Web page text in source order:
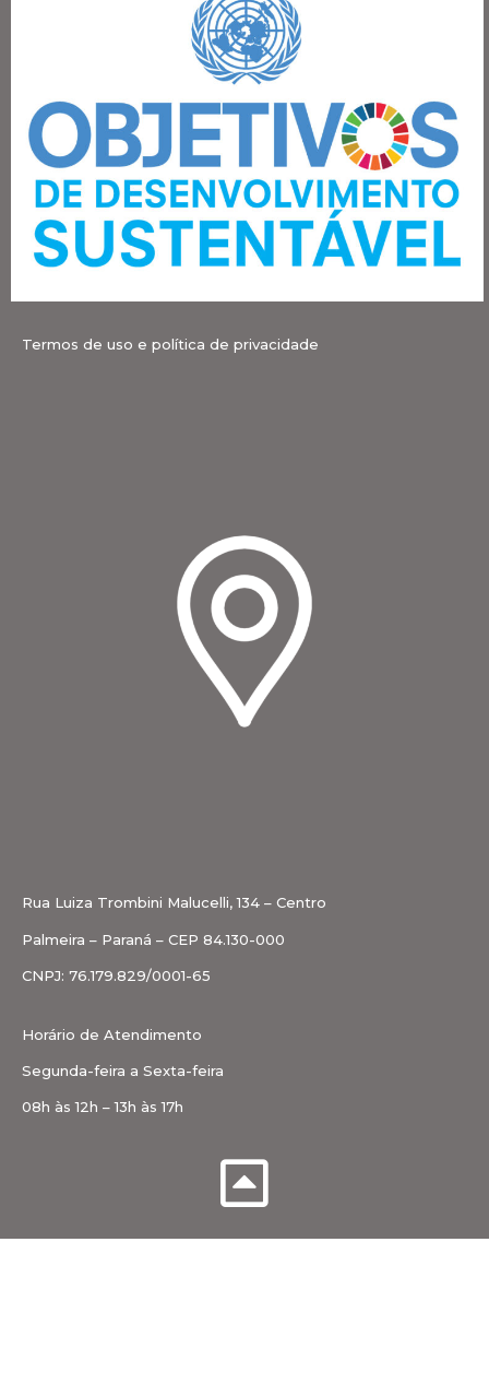
Termos de uso e política de privacidade
Rua Luiza Trombini Malucelli, 134 – Centro
Palmeira – Paraná – CEP 84.130-000
CNPJ: 76.179.829/0001-65
Horário de Atendimento
Segunda-feira a Sexta-feira
08h às 12h – 13h às 17h